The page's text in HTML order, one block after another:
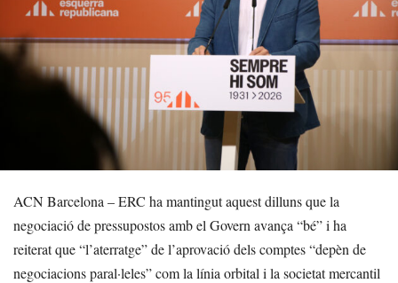
ACN Barcelona – ERC ha mantingut aquest dilluns que la
negociació de pressupostos amb el Govern avança “bé” i ha
reiterat que “l’aterratge” de l’aprovació dels comptes “depèn de
negociacions paral·leles” com la línia orbital i la societat mercantil